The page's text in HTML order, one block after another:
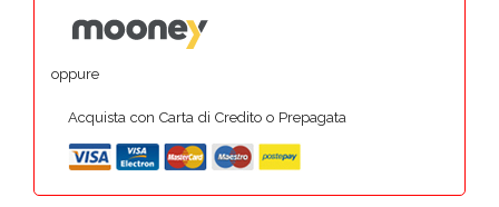
oppure
Acquista con Carta di Credito o Prepagata